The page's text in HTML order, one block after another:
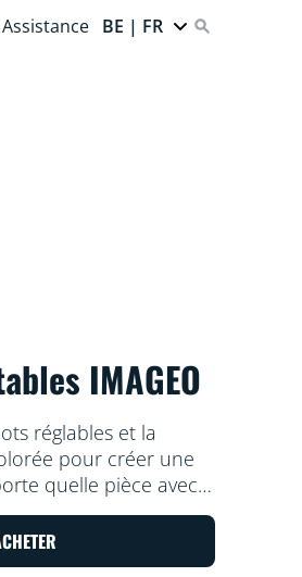
Assistance BE | FR
IMAGEO
réglables et la
pour créer une
quelle pièce avec
WiZ Imageo
Wi-Fi actuel
l'application WiZ ou